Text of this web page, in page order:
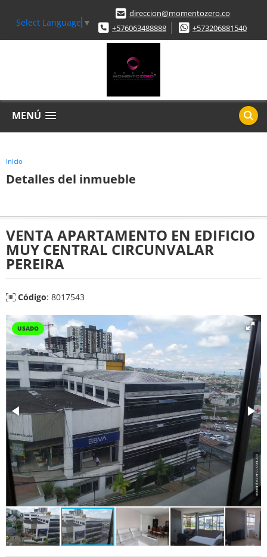
Select Language ▼
direccion@momentozero.co
+576063488888
+573206881540
MENÚ
Inicio
Detalles del inmueble
VENTA APARTAMENTO EN EDIFICIO
MUY CENTRAL CIRCUNVALAR
PEREIRA
Código: 8017543
USADO